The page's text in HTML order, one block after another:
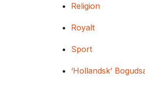
Religion
Royalt
Sport
‘Hollandsk’